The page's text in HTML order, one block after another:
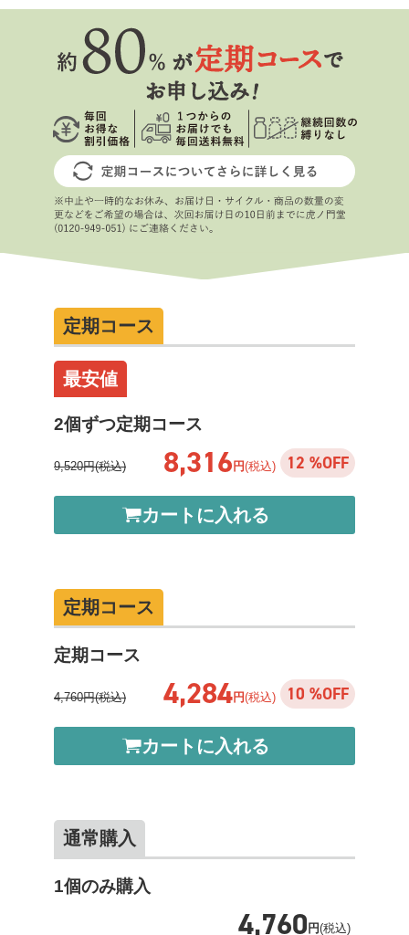
定期コース
最安値
2個ずつ定期コース
9,520円(税込) 8,316 円(税込) 12 %OFF
カートに入れる
定期コース
定期コース
4,760円(税込) 4,284円(税込) 10 %OFF
カートに入れる
通常購入
1個のみ購入
4,760 円(税込)